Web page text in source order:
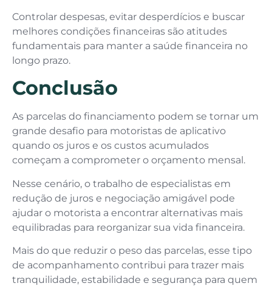
Controlar despesas, evitar desperdícios e buscar
melhores condições financeiras são atitudes
fundamentais para manter a saúde financeira no
longo prazo.
Conclusão
As parcelas do financiamento podem se tornar um
grande desafio para motoristas de aplicativo
quando os juros e os custos acumulados
começam a comprometer o orçamento mensal.
Nesse cenário, o trabalho de especialistas em
redução de juros e negociação amigável pode
ajudar o motorista a encontrar alternativas mais
equilibradas para reorganizar sua vida financeira.
Mais do que reduzir o peso das parcelas, esse tipo
de acompanhamento contribui para trazer mais
tranquilidade, estabilidade e segurança para quem